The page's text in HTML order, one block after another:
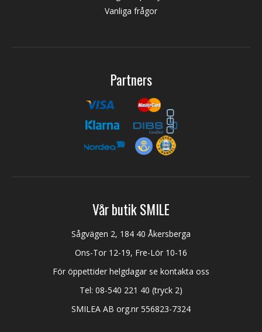
Vanliga frågor
Partners
Vår butik SMILE
Sågvägen 2, 184 40 Åkersberga
Ons-Tor 12-19, Fre-Lör 10-16
För öppettider helgdagar se kontakta oss
Tel: 08-540 221 40 (tryck 2)
SMILEA AB org.nr 556823-7324